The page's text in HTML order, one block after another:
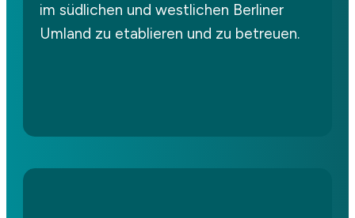
im südlichen und westlichen Berliner
Umland zu etablieren und zu betreuen.